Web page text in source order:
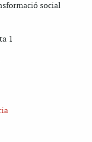
social
1